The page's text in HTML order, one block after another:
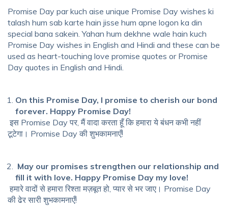
Promise Day par kuch aise unique Promise Day wishes ki
talash hum sab karte hain jisse hum apne logon ka din
special bana sakein. Yahan hum dekhne wale hain kuch
Promise Day wishes in English and Hindi and these can be
used as heart-touching love promise quotes or Promise
Day quotes in English and Hindi
On this Promise Day, I promise to cherish our bond
forever. Happy Promise Day!
इस Promise Day पर, मैं वादा करता हूँ कि हमारा ये बंधन कभी नहीं
टूटेगा। Promise Day की शुभकामनाएँ!
May our promises strengthen our relationship and
fill it with love. Happy Promise Day my love!
हमारे वादों से हमारा रिश्ता मज़बूत हो, प्यार से भर जाए। Promise Day
की ढेर सारी शुभकामनाएँ!